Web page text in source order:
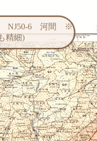
NJ50-6 河間 ※
精細)